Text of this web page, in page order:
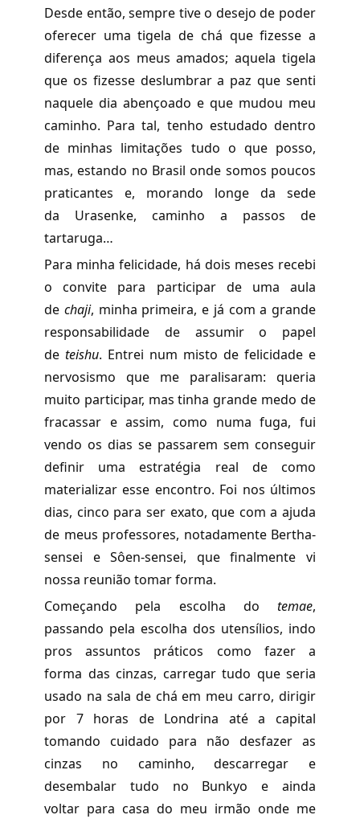
Desde então, sempre tive o desejo de poder
oferecer uma tigela de chá que fizesse a
diferença aos meus amados; aquela tigela
que os fizesse deslumbrar a paz que senti
naquele dia abençoado e que mudou meu
caminho. Para tal, tenho estudado dentro
de minhas limitações tudo o que posso,
mas, estando no Brasil onde somos poucos
praticantes e, morando longe da sede
da Urasenke, caminho a passos de
tartaruga…
Para minha felicidade, há dois meses recebi
o convite para participar de uma aula
de chaji, minha primeira, e já com a grande
responsabilidade de assumir o papel
de teishu. Entrei num misto de felicidade e
nervosismo que me paralisaram: queria
muito participar, mas tinha grande medo de
fracassar e assim, como numa fuga, fui
vendo os dias se passarem sem conseguir
definir uma estratégia real de como
materializar esse encontro. Foi nos últimos
dias, cinco para ser exato, que com a ajuda
de meus professores, notadamente Bertha-
sensei e Sôen-sensei, que finalmente vi
nossa reunião tomar forma.
Começando pela escolha do
temae,
passando pela escolha dos utensílios, indo
pros assuntos práticos como fazer a
forma das cinzas, carregar tudo que seria
usado na sala de chá em meu carro, dirigir
por 7 horas de Londrina até a capital
tomando cuidado para não desfazer as
cinzas no caminho, descarregar e
desembalar tudo no Bunkyo e ainda
voltar para casa do meu irmão onde me